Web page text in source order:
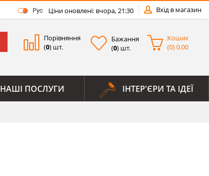
Ціни оновлені: вчора, 21:30 Вхід в магазин
Рус
Порівняння
(0) шт.
Бажання
(0) шт.
Кошик
(0)0.00
НАШІ ПОСЛУГИ ІНТЕР'ЄРИ ТА ІДЕЇ